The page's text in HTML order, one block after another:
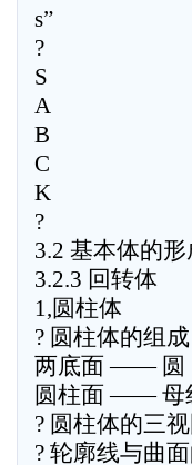
s”
?
S
A
B
C
K
?
3.2 基本体的
3.2.3 回转体
1,圆柱体
? 圆柱体的组成
两底面 —— 圆
圆柱面 —— 母
? 圆柱体的三
? 轮廓线与曲